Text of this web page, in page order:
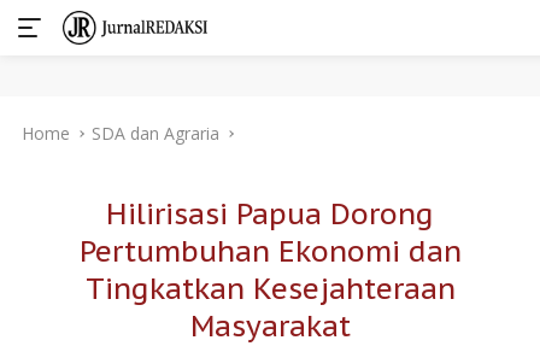
Home SDA dan Agraria
Hilirisasi Papua Dorong
Pertumbuhan Ekonomi dan
Tingkatkan Kesejahteraan
Masyarakat